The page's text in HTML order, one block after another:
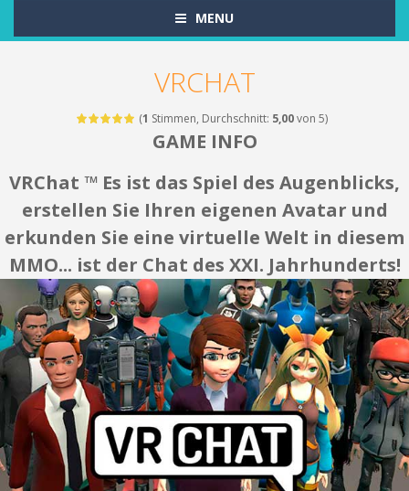
MENU
VRCHAT
(1 Stimmen, Durchschnitt: 5,00von 5)
GAME INFO
VRChat ™ Es ist das Spiel des Augenblicks,
erstellen Sie Ihren eigenen Avatar und
erkunden Sie eine virtuelle Welt in diesem
MMO... ist der Chat des XXI. Jahrhunderts!